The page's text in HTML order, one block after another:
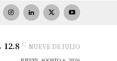
12.8 C NUEVE DE JULIO